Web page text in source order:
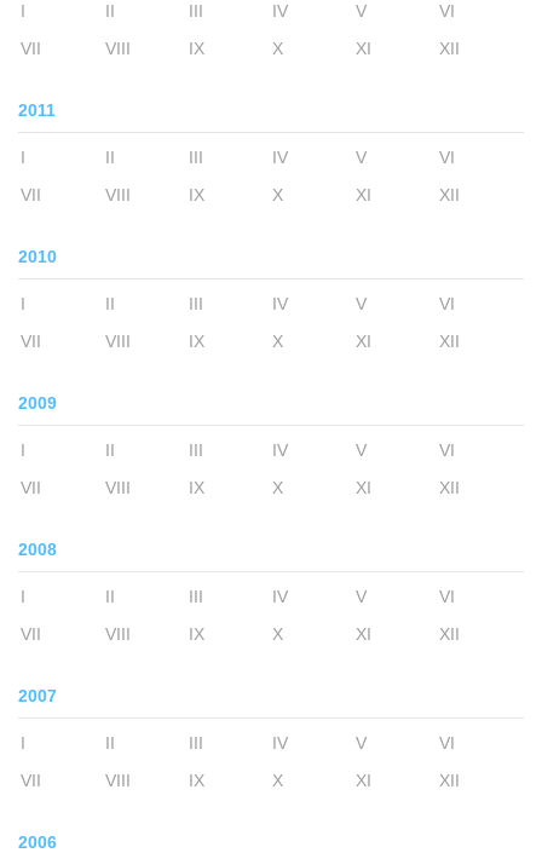
I II III IV V
VI
VII
VIII IX X XI XII
2011
I II III IV V
VI
VII
VIII IX X XI XII
2010
I II III IV V
VI
VII
VIII IX X XI XII
2009
I II III IV V
VI
VII
VIII IX X XI XII
2008
I II III IV V
VI
VII
VIII IX X XI XII
2007
I II III IV V
VI
VII
VIII IX X XI XII
2006